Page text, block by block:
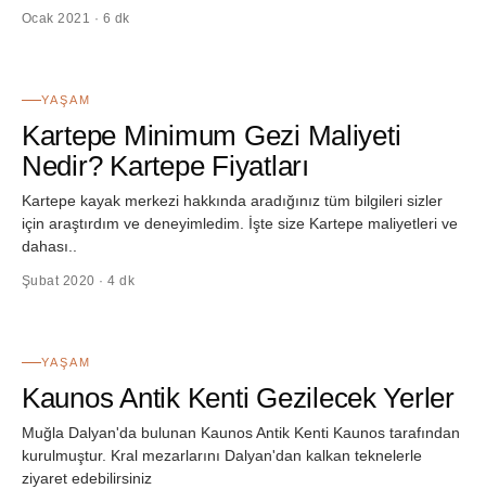
Ocak 2021 · 6 dk
YAŞAM
Kartepe Minimum Gezi Maliyeti
Nedir? Kartepe Fiyatları
Kartepe kayak merkezi hakkında aradığınız tüm bilgileri sizler
için araştırdım ve deneyimledim. İşte size Kartepe maliyetleri ve
dahası..
Şubat 2020 · 4 dk
YAŞAM
Kaunos Antik Kenti Gezilecek Yerler
Muğla Dalyan'da bulunan Kaunos Antik Kenti Kaunos tarafından
kurulmuştur. Kral mezarlarını Dalyan'dan kalkan teknelerle
ziyaret edebilirsiniz